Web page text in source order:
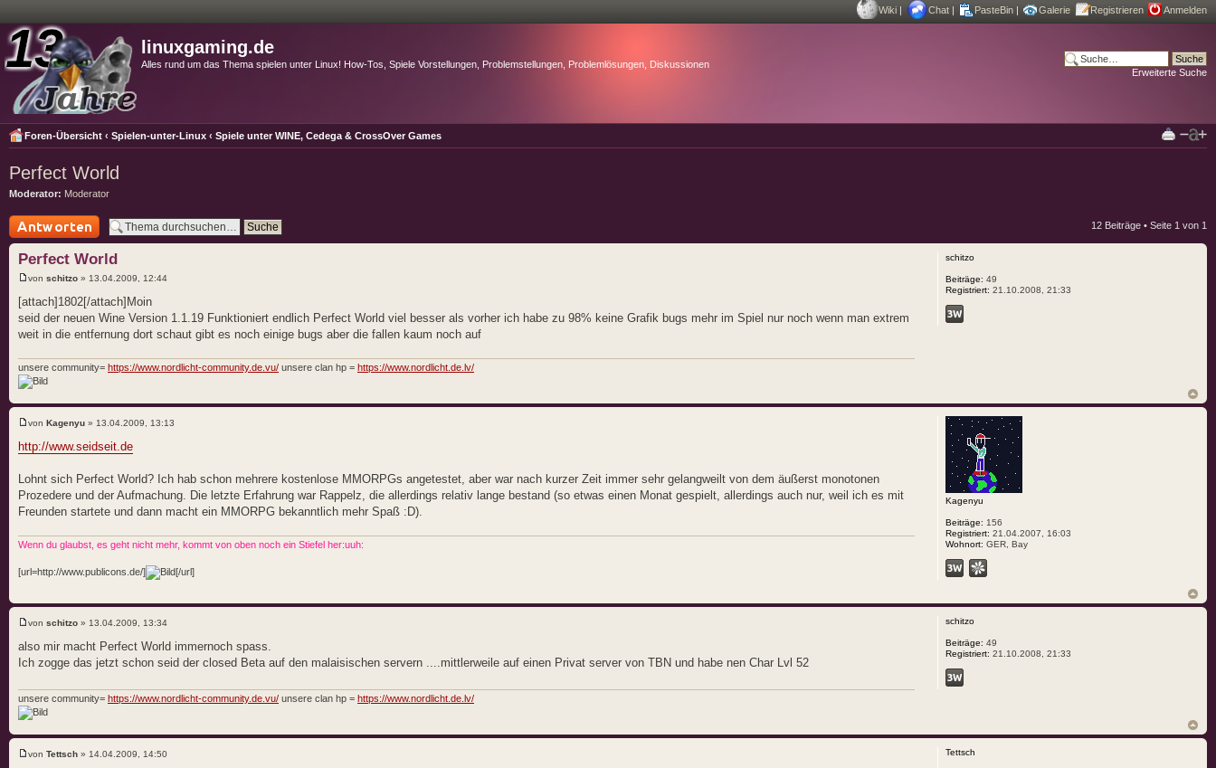
Wiki | Chat | PasteBin | Galerie Registrieren Anmelden
linuxgaming.de
Alles rund um das Thema spielen unter Linux! How-Tos, Spiele Vorstellungen, Problemstellungen, Problemlösungen, Diskussionen
Erweiterte Suche
Foren-Übersicht ‹ Spielen-unter-Linux ‹ Spiele unter WINE, Cedega & CrossOver Games
Perfect World
Moderator: Moderator
Antwort schreiben
12 Beiträge • Seite 1 von 1
Perfect World
von schitzo » 13.04.2009, 12:44
[attach]1802[/attach]Moin
seid der neuen Wine Version 1.1.19 Funktioniert endlich Perfect World viel besser als vorher ich habe zu 98% keine Grafik bugs mehr im Spiel nur noch wenn man extrem
weit in die entfernung dort schaut gibt es noch einige bugs aber die fallen kaum noch auf
unsere community= https://www.nordlicht-community.de.vu/ unsere clan hp = https://www.nordlicht.de.lv/
schitzo
Beiträge: 49
Registriert: 21.10.2008, 21:33
von Kagenyu » 13.04.2009, 13:13
http://www.seidseit.de
Lohnt sich Perfect World? Ich hab schon mehrere kostenlose MMORPGs angetestet, aber war nach kurzer Zeit immer sehr gelangweilt von dem äußerst monotonen
Prozedere und der Aufmachung. Die letzte Erfahrung war Rappelz, die allerdings relativ lange bestand (so etwas einen Monat gespielt, allerdings auch nur, weil ich es mit
Freunden startete und dann macht ein MMORPG bekanntlich mehr Spaß :D).
Wenn du glaubst, es geht nicht mehr, kommt von oben noch ein Stiefel her:uuh:
[url=http://www.publicons.de/] [/url]
Kagenyu
Beiträge: 156
Registriert: 21.04.2007, 16:03
Wohnort: GER, Bay
von schitzo » 13.04.2009, 13:34
also mir macht Perfect World immernoch spass.
Ich zogge das jetzt schon seid der closed Beta auf den malaisischen servern ....mittlerweile auf einen Privat server von TBN und habe nen Char Lvl 52
unsere community= https://www.nordlicht-community.de.vu/ unsere clan hp = https://www.nordlicht.de.lv/
schitzo
Beiträge: 49
Registriert: 21.10.2008, 21:33
von Tettsch » 14.04.2009, 14:50 Tettsch